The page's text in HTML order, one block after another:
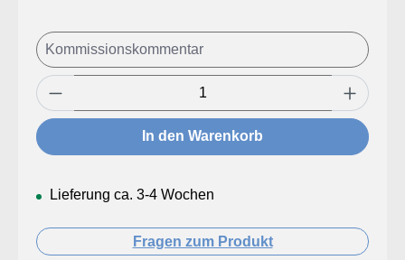
Produkt Anzahl: Gib den gewünschten
In den Warenkorb
Lieferung ca. 3-4 Wochen
Fragen zum Produkt